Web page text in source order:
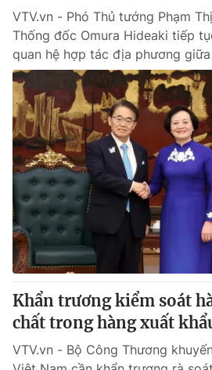
VTV.vn - Phó Thủ tướng Phạm
Thống đốc Omura Hideaki tiếp
quan hệ hợp tác địa phương
Khẩn trương kiểm soát
chất trong hàng xuất
VTV.vn - Bộ Công Thương